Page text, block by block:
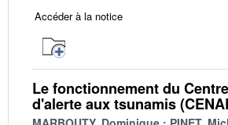
Accéder à la notice
Le fonctionnement du
d'alerte aux tsunamis